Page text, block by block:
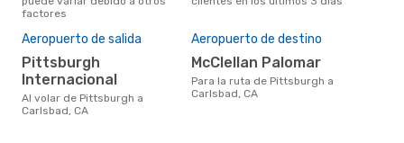
factores
Aeropuerto de salida
Pittsburgh
Internacional
Al volar de Pittsburgh a
Carlsbad, CA
Aeropuerto de destino
McClellan Palomar
Para la ruta de Pittsburgh a
Carlsbad, CA